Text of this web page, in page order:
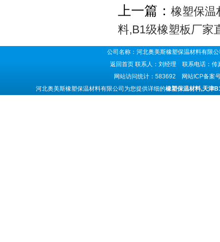
上一篇： 橡塑保温
料,B1级橡塑板厂家
公司名称：河北奥美斯橡塑保温材料有
返回首页 联系人：刘经理 联系电话：
网站访问统计：583692 网站ICP备案
河北奥美斯橡塑保温材料有限公司为您提供详细的橡塑保温材料,天津